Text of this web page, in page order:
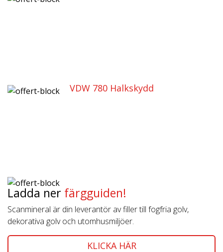
VDW 780 Halkskydd
Ladda ner färgguiden!
Scanmineral är din leverantör av filler till fogfria golv,
dekorativa golv och utomhusmiljöer.
KLICKA HÄR